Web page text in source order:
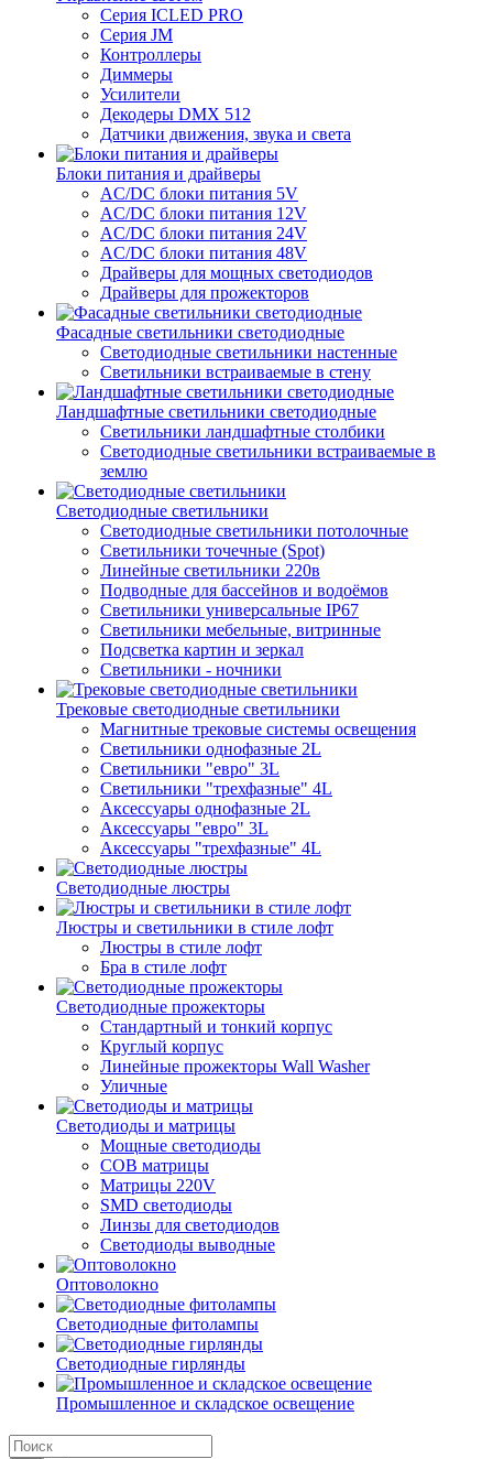
Серия ICLED PRO
Серия JM
Контроллеры
Диммеры
Усилители
Декодеры DMX 512
Датчики движения, звука и света
Блоки питания и драйверы
AC/DC блоки питания 5V
AC/DC блоки питания 12V
AC/DC блоки питания 24V
AC/DC блоки питания 48V
Драйверы для мощных светодиодов
Драйверы для прожекторов
Фасадные светильники светодиодные
Светодиодные светильники настенные
Светильники встраиваемые в стену
Ландшафтные светильники светодиодные
Светильники ландшафтные столбики
Светодиодные светильники встраиваемые в
землю
Светодиодные светильники
Светодиодные светильники потолочные
Светильники точечные (Spot)
Линейные светильники 220в
Подводные для бассейнов и водоёмов
Светильники универсальные IP67
Светильники мебельные, витринные
Подсветка картин и зеркал
Светильники - ночники
Трековые светодиодные светильники
Магнитные трековые системы освещения
Светильники однофазные 2L
Светильники "евро" 3L
Светильники "трехфазные" 4L
Аксессуары однофазные 2L
Аксессуары "евро" 3L
Аксессуары "трехфазные" 4L
Светодиодные люстры
Люстры и светильники в стиле лофт
Люстры в стиле лофт
Бра в стиле лофт
Светодиодные прожекторы
Стандартный и тонкий корпус
Круглый корпус
Линейные прожекторы Wall Washer
Уличные
Светодиоды и матрицы
Мощные светодиоды
COB матрицы
Матрицы 220V
SMD светодиоды
Линзы для светодиодов
Светодиоды выводные
Оптоволокно
Светодиодные фитолампы
Светодиодные гирлянды
Промышленное и складское освещение